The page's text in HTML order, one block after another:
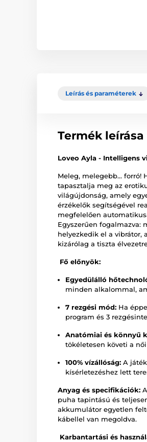
Leírás és paraméterek
Termék leírása
Loveo Ayla - Intelligens
Meleg, melegebb... forró!
tapasztalja meg az
világújdonság, amely
érzékelők segítségével
megfelelően
Egyszerűen fogalmazva:
helyezkedik el a vibrátor,
kizárólag a tiszta
Fő előnyök:
Egyedülálló
minden alkalommal,
7 rezgési mód: Ha
program és 3
Anatómiai és könnyű
tökéletesen követi a
100% vízállóság: A
kísérletezéshez lett
Anyag és specifikációk:
puha tapintású és
akkumulátor egyetlen
kábellel van megoldva.
Karbantartási és